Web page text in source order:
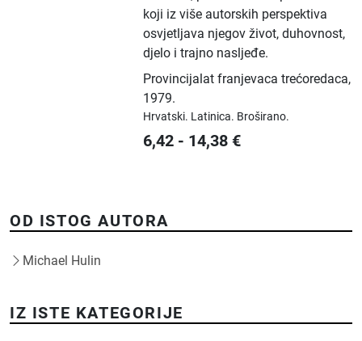
koji iz više autorskih perspektiva
osvjetljava njegov život, duhovnost,
djelo i trajno nasljeđe.
Provincijalat franjevaca trećoredaca,
1979.
Hrvatski. Latinica. Broširano.
6,42 - 14,38 €
OD ISTOG AUTORA
Michael Hulin
IZ ISTE KATEGORIJE